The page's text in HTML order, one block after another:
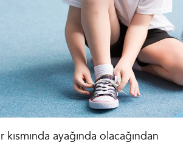
ayağında olacağından